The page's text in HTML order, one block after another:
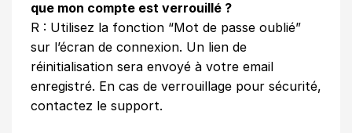
que mon compte est verrouillé ?
R : Utilisez la fonction “Mot de passe oublié”
sur l’écran de connexion. Un lien de
réinitialisation sera envoyé à votre email
enregistré. En cas de verrouillage pour sécurité,
contactez le support.